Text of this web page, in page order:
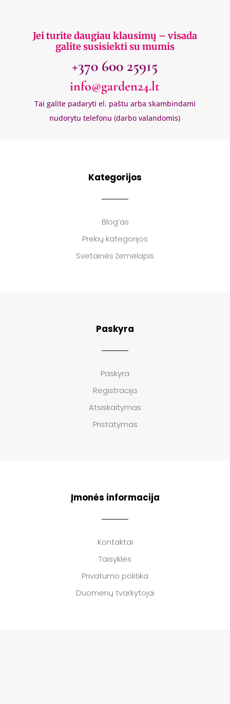
Jei turite daugiau klausimų – visada
galite susisiekti su mumis
+370 600 25915
info@garden24.lt
Tai galite padaryti el. paštu arba skambindami
nudorytu telefonu (darbo valandomis)
Kategorijos
Blog’as
Prekių kategorijos
Svetainės žemėlapis
Paskyra
Paskyra
Registracija
Atsiskaitymas
Pristatymas
Įmonės informacija
Kontaktai
Taisyklės
Privatumo politika
Duomenų tvarkytojai